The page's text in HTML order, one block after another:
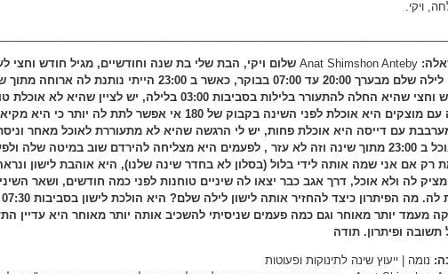
ויקי.
Anat Shimshon Anteby
שלום ויקי, הבת שלי בת שנה וחודשיים, מגיל חודש וחצי
ישנה לילה שלם מבערך 20:00 עד 07:00 בבוקר, כאשר ב 23:00 הייתי נותנת
כחודש וחצי שהיא החלה להתעורר בלילות בסביבות 03:00 בלילה, יש
איתה עם מוצקים היא אוכלת לפני השינה בקבוק של 180 אי אפשר לתת לה
עם דייסה היא אוכלת פחות, יש לי הרגשה שהיא לא מתעוררת לאוכל מאחר
לה אוכל ב 23:00 מתוך שינה וזה לא עזר , לפעמים היא מצליחה להירדם שוב במיטה שלה
רק אם אני שמה אותה לידי בלול (בסלון לא בחדר שינה שלנו), היא אוהבת לישון
לה ולא אוכל, דרך אגב כבר יצאו לה שיניים טוחנות לפני כמה חודשים, ושאר
מעמד יותר מאוחר וגם כמה פעמים שניסיתי להשכיב אותה יותר מאוחר היא עדיין
תשובה ופיתרון. תודה
נומה | ייעוץ שינה לתינוקות ופעוטות